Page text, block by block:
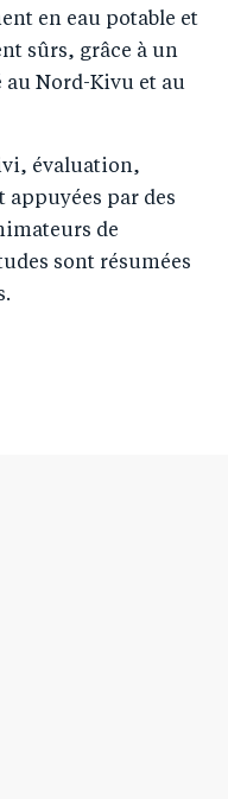
en eau potable et
sûrs, grâce à un
au Nord-Kivu et au
évaluation,
appuyées par des
de
sont résumées